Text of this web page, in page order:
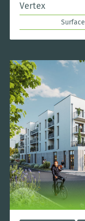
Vertex
Surface